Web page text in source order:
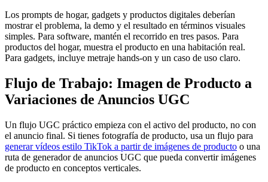
Los prompts de hogar, gadgets y productos digitales deberían
mostrar el problema, la demo y el resultado en términos visuales
simples. Para software, mantén el recorrido en tres pasos. Para
productos del hogar, muestra el producto en una habitación real.
Para gadgets, incluye metraje hands-on y un caso de uso claro.
Flujo de Trabajo: Imagen de Producto a
Variaciones de Anuncios UGC
Un flujo UGC práctico empieza con el activo del producto, no con
el anuncio final. Si tienes fotografía de producto, usa un flujo para
generar vídeos estilo TikTok a partir de imágenes de producto o una
ruta de generador de anuncios UGC que pueda convertir imágenes
de producto en conceptos verticales.